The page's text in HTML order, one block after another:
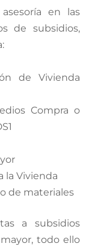
en las
de subsidios,
de Vivienda
Compra o
la Vivienda
de materiales
a subsidios
todo ello